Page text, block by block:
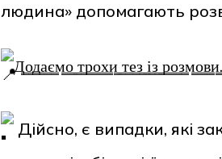
людина» допомагають
Д͇о͇д͇а͇є͇м͇о͇ ͇т͇р͇о͇х͇и͇ ͇т͇е͇з͇ ͇і͇з͇ ͇р͇о͇з͇м͇о͇в͇и͇.
Дійсно, є випадки, які